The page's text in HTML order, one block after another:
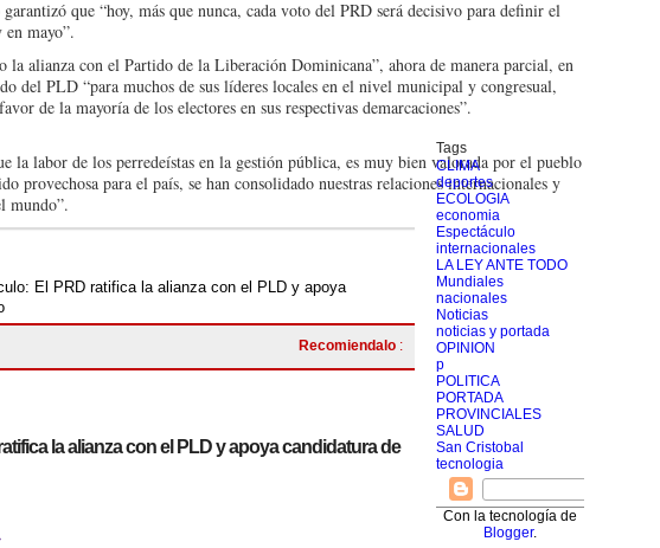
que “hoy, más que nunca, cada voto del PRD será decisivo para definir el
mayo”.
la alianza con el Partido de la Liberación Dominicana”, ahora de manera parcial, en
del PLD “para muchos de sus líderes locales en el nivel municipal y congresual,
de la mayoría de los electores en sus respectivas demarcaciones”.
la labor de los perredeístas en la gestión pública, es muy bien valorada por el pueblo
provechosa para el país, se han consolidado nuestras relaciones internacionales y
mundo”.
El PRD ratifica la alianza con el PLD y apoya
Recomiendalo :
la alianza con el PLD y apoya candidatura de
Tags
CLIMA
deportes
ECOLOGIA
economia
Espectáculo
internacionales
LA LEY ANTE TODO
Mundiales
nacionales
Noticias
noticias y portada
OPINION
p
POLITICA
PORTADA
PROVINCIALES
SALUD
San Cristobal
tecnologia
Con la tecnología de
Blogger.